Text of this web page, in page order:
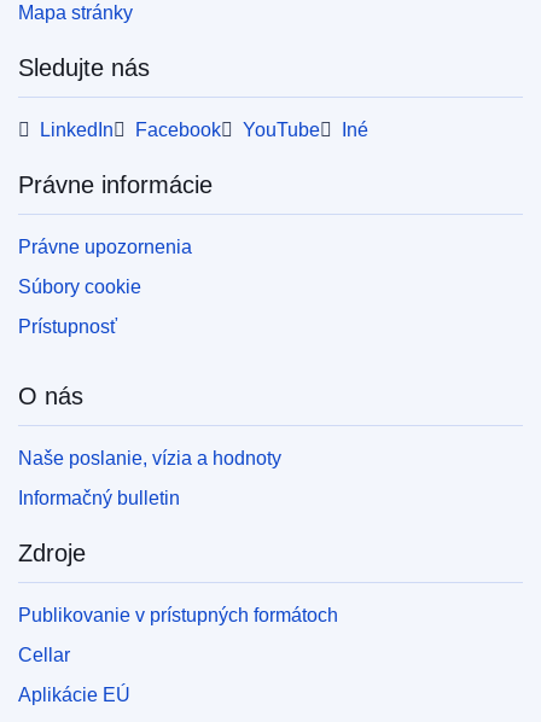
Mapa stránky
Sledujte nás
LinkedIn Facebook YouTube Iné
Právne informácie
Právne upozornenia
Súbory cookie
Prístupnosť
O nás
Naše poslanie, vízia a hodnoty
Informačný bulletin
Zdroje
Publikovanie v prístupných formátoch
Cellar
Aplikácie EÚ